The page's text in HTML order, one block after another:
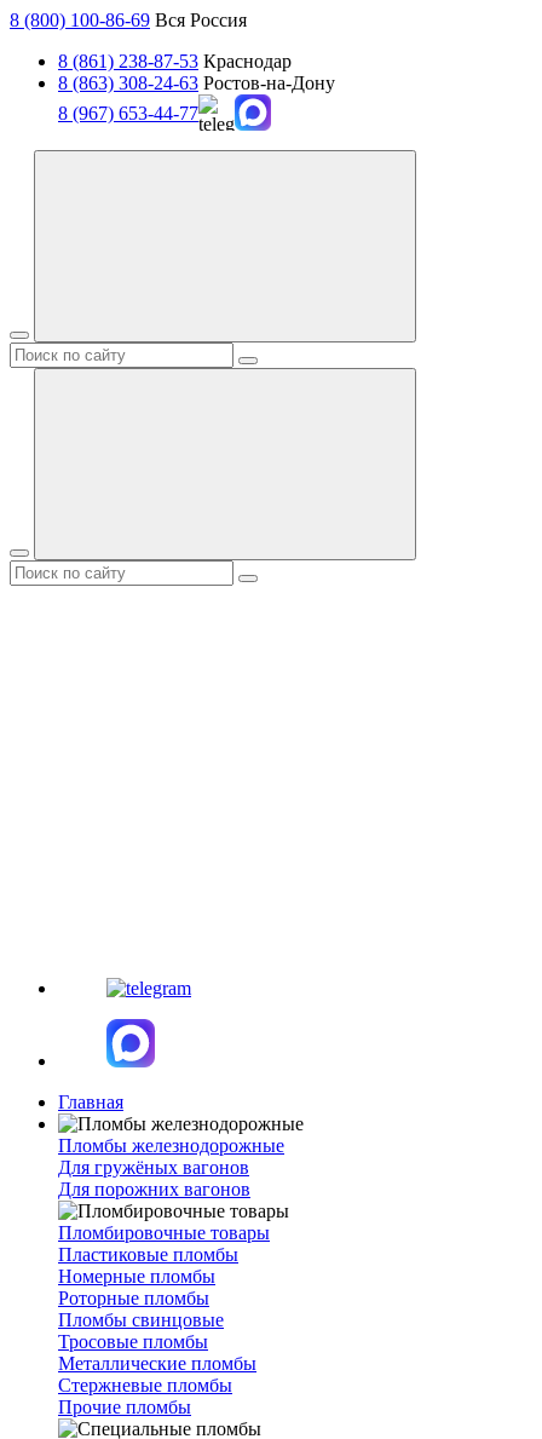
8 (800) 100-86-69 Вся Россия
8 (861) 238-87-53 Краснодар
8 (863) 308-24-63 Ростов-на-Дону
8 (967) 653-44-77
Главная
Пломбы железнодорожные
Для гружёных вагонов
Для порожних вагонов
Пломбировочные товары
Пластиковые пломбы
Номерные пломбы
Роторные пломбы
Пломбы свинцовые
Тросовые пломбы
Металлические пломбы
Стержневые пломбы
Прочие пломбы